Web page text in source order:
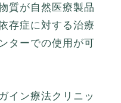
質が自然医療製品
存症に対する治療
ターでの使用が可
イン療法クリニッ